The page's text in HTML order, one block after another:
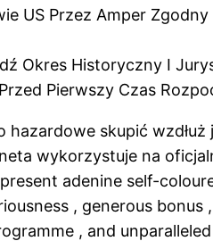
US Przez Amper
Okres Historyczny I
Pierwszy Czas
skupić
wykorzystuje na
adenine self-
, generous bonus
, and